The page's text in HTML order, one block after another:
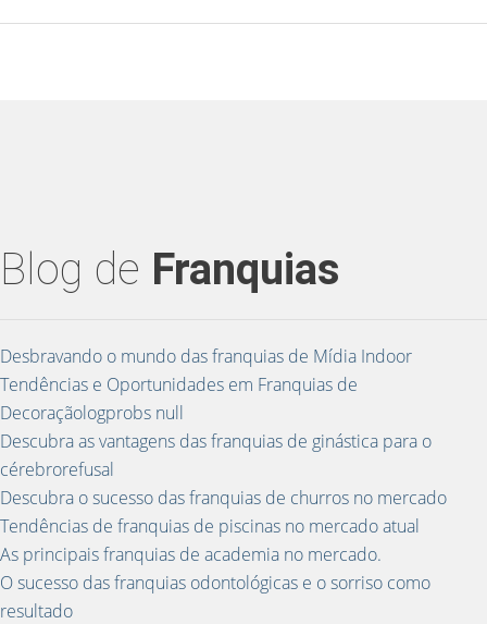
Blog de Franquias
Desbravando o mundo das franquias de Mídia Indoor
Tendências e Oportunidades em Franquias de
Decoraçãologprobs null
Descubra as vantagens das franquias de ginástica para o
cérebrorefusal
Descubra o sucesso das franquias de churros no mercado
Tendências de franquias de piscinas no mercado atual
As principais franquias de academia no mercado.
O sucesso das franquias odontológicas e o sorriso como
resultado